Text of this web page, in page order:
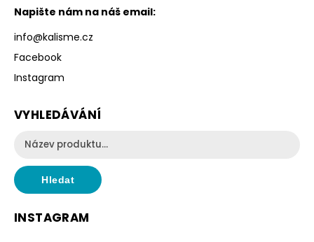
Napište nám na náš email:
info@kalisme.cz
Facebook
Instagram
VYHLEDÁVÁNÍ
Hledat
INSTAGRAM